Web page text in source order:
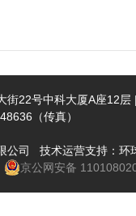
街22号中科大厦A座12层
（传真）
公司 技术运营支持：
京公网安备